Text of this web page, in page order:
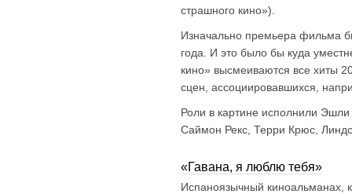
страшного кино»).
Изначально премьера фильма
года. И это было бы куда
кино» высмеиваются все хиты
сцен, ассоциировавшихся,
Роли в картине исполнили
Саймон Рекс, Терри Крюс,
«Гавана, я люблю тебя»
Испаноязычный киноальманах,